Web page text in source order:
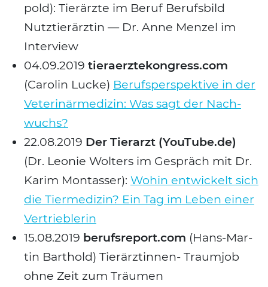
pold): Tier­ärz­te im Beruf Berufs­bild
Nutz­tier­ärz­tin — Dr. Anne Men­zel im
Inter­view
04.09.2019 tieraerztekongress.com
(Caro­lin Lucke) Berufs­per­spek­ti­ve in der
Vete­ri­när­me­di­zin: Was sagt der Nach­
wuchs?
22.08.2019 Der Tier­arzt (YouTube.de)
(Dr. Leo­nie Wol­ters im Gespräch mit Dr.
Karim Mon­tas­ser): Wohin ent­wi­ckelt sich
die Tier­me­di­zin? Ein Tag im Leben einer
Ver­trieb­le­rin
15.08.2019 berufsreport.com (Hans-Mar­
tin Bar­thold) Tier­ärz­tin­nen- Traum­job
ohne Zeit zum Träu­men